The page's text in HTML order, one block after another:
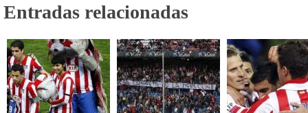
Entradas relacionadas